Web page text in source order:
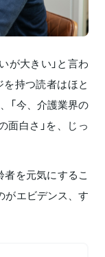
が大きい」と言わ
持つ読者はほと
「今、介護業界の
面白さ」を、じっ
者を元気にするこ
がエビデンス、す